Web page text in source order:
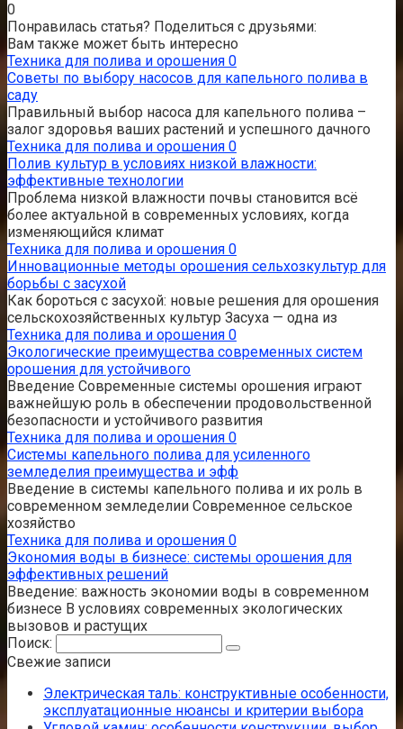
0
Понравилась статья? Поделиться с друзьями:
Вам также может быть интересно
Техника для полива и орошения 0
Советы по выбору насосов для капельного полива в
саду
Правильный выбор насоса для капельного полива –
залог здоровья ваших растений и успешного дачного
Техника для полива и орошения 0
Полив культур в условиях низкой влажности:
эффективные технологии
Проблема низкой влажности почвы становится всё
более актуальной в современных условиях, когда
изменяющийся климат
Техника для полива и орошения 0
Инновационные методы орошения сельхозкультур для
борьбы с засухой
Как бороться с засухой: новые решения для орошения
сельскохозяйственных культур Засуха — одна из
Техника для полива и орошения 0
Экологические преимущества современных систем
орошения для устойчивого
Введение Современные системы орошения играют
важнейшую роль в обеспечении продовольственной
безопасности и устойчивого развития
Техника для полива и орошения 0
Системы капельного полива для усиленного
земледелия преимущества и эфф
Введение в системы капельного полива и их роль в
современном земледелии Современное сельское
хозяйство
Техника для полива и орошения 0
Экономия воды в бизнесе: системы орошения для
эффективных решений
Введение: важность экономии воды в современном
бизнесе В условиях современных экологических
вызовов и растущих
Поиск:
Свежие записи
Электрическая таль: конструктивные особенности,
эксплуатационные нюансы и критерии выбора